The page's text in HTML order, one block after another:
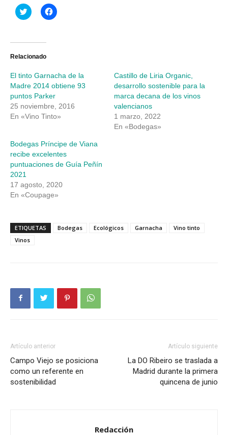
Haz
clic
Twitter
abre
ventana
nueva)
Haz
clic
ventana
nueva)
Relacionado
El tinto Garnacha de la
Madre 2014 obtiene 93
puntos Parker
25 noviembre, 2016
En «Vino Tinto»
Castillo de Liria Organic,
desarrollo sostenible para la
marca decana de los vinos
valencianos
1 marzo, 2022
En «Bodegas»
Bodegas Príncipe de Viana
recibe excelentes
puntuaciones de Guía Peñín
2021
17 agosto, 2020
En «Coupage»
ETIQUETAS Bodegas Ecológicos Garnacha
Vino tinto
Vinos
Artículo anterior
Campo Viejo se posiciona
como un referente en
sostenibilidad
Artículo siguiente
La DO Ribeiro se traslada a
Madrid durante la primera
quincena de junio
Redacción